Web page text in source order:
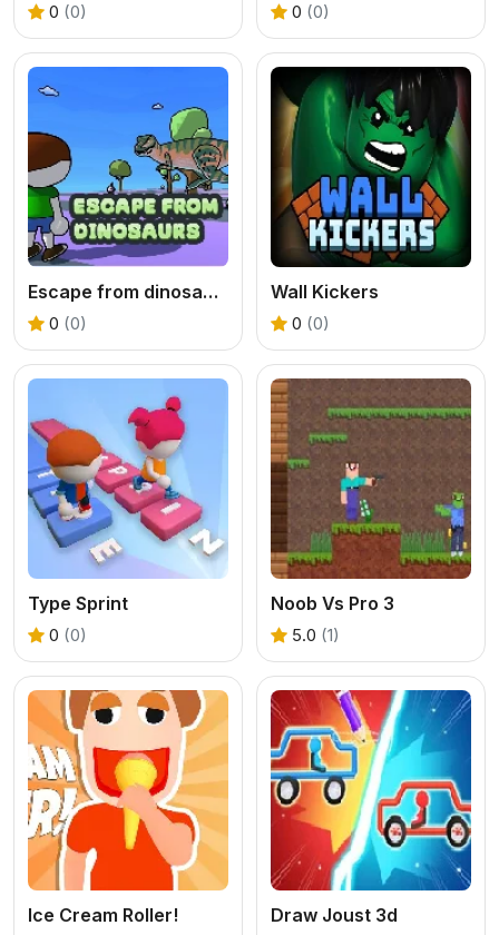
0 (0) 0 (0)
Escape from dinosaurs
0 (0)
Wall Kickers
0 (0)
Type Sprint
0 (0)
Noob Vs Pro 3
5.0 (1)
Ice Cream Roller! Draw Joust 3d